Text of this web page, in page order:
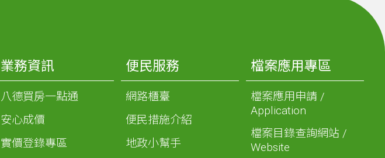
業務資訊
八德買房一點通
安心成價
實價登錄專區
便民服務
網路櫃臺
便民措施介紹
地政小幫手
檔案應用專區
檔案應用申請 /
Application
檔案目錄查詢網站 /
Website